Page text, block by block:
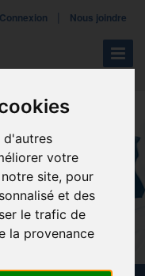
d'autres
votre
site, pour
et des
le trafic de
la provenance
Connexion Nous joindre